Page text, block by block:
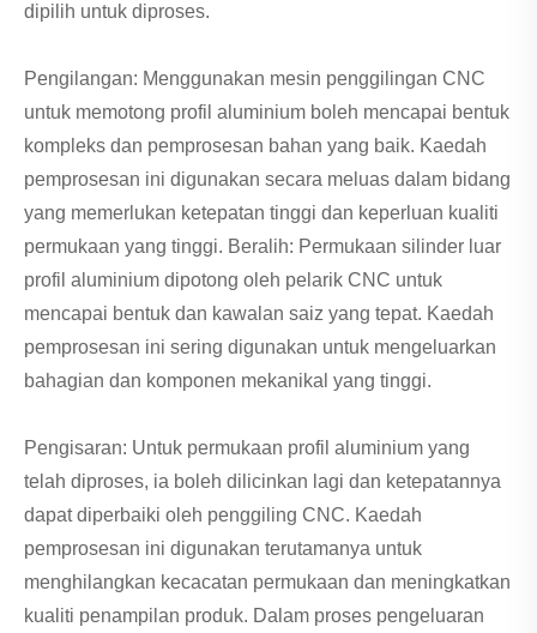
dipilih untuk diproses.
Pengilangan: Menggunakan mesin penggilingan CNC
untuk memotong profil aluminium boleh mencapai bentuk
kompleks dan pemprosesan bahan yang baik. Kaedah
pemprosesan ini digunakan secara meluas dalam bidang
yang memerlukan ketepatan tinggi dan keperluan kualiti
permukaan yang tinggi. Beralih: Permukaan silinder luar
profil aluminium dipotong oleh pelarik CNC untuk
mencapai bentuk dan kawalan saiz yang tepat. Kaedah
pemprosesan ini sering digunakan untuk mengeluarkan
bahagian dan komponen mekanikal yang tinggi.
Pengisaran: Untuk permukaan profil aluminium yang
telah diproses, ia boleh dilicinkan lagi dan ketepatannya
dapat diperbaiki oleh penggiling CNC. Kaedah
pemprosesan ini digunakan terutamanya untuk
menghilangkan kecacatan permukaan dan meningkatkan
kualiti penampilan produk. Dalam proses pengeluaran